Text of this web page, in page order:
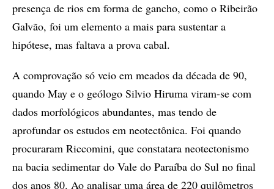
presença de rios em forma de gancho, como o Ribeirão
Galvão, foi um elemento a mais para sustentar a
hipótese, mas faltava a prova cabal.
A comprovação só veio em meados da década de 90,
quando May e o geólogo Silvio Hiruma viram-se com
dados morfológicos abundantes, mas tendo de
aprofundar os estudos em neotectônica. Foi quando
procuraram Riccomini, que constatara neotectonismo
na bacia sedimentar do Vale do Paraíba do Sul no final
dos anos 80. Ao analisar uma área de 220 quilômetros